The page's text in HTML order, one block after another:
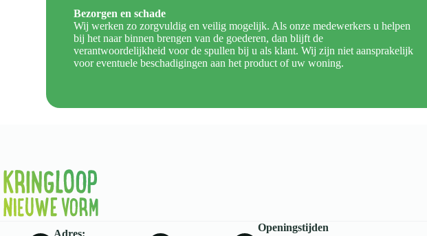
Bezorgen en schade
Wij werken zo zorgvuldig en veilig mogelijk. Als onze medewerkers u helpen
bij het naar binnen brengen van de goederen, dan blijft de
verantwoordelijkheid voor de spullen bij u als klant. Wij zijn niet aansprakelijk
voor eventuele beschadigingen aan het product of uw woning.
Adres:
Openingstijden